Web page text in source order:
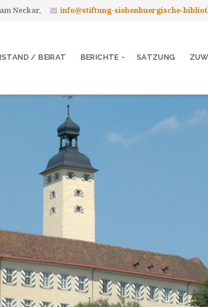
Neckar, info@stiftung-siebenbuergische-
/ BEIRAT BERICHTE SATZUNG